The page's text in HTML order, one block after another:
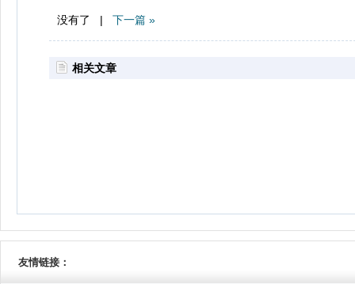
没有了 | 下一篇 »
相关文章
友情链接：